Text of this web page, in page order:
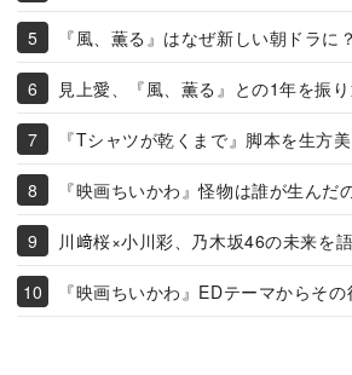
『風、薫る』はなぜ新しい朝ドラに？
見上愛、『風、薫る』との1年を振
『Tシャツが乾くまで』脚本を生方
『映画ちいかわ』怪物は誰が生んだ
川﨑桜×小川彩、乃木坂46の未来を
『映画ちいかわ』EDテーマからそ